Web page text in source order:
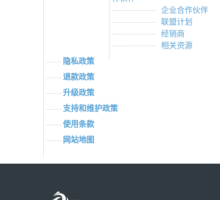
企业合作伙伴
联盟计划
经销商
相关资源
隐私政策
退款政策
升级政策
支持和维护政策
使用条款
网站地图